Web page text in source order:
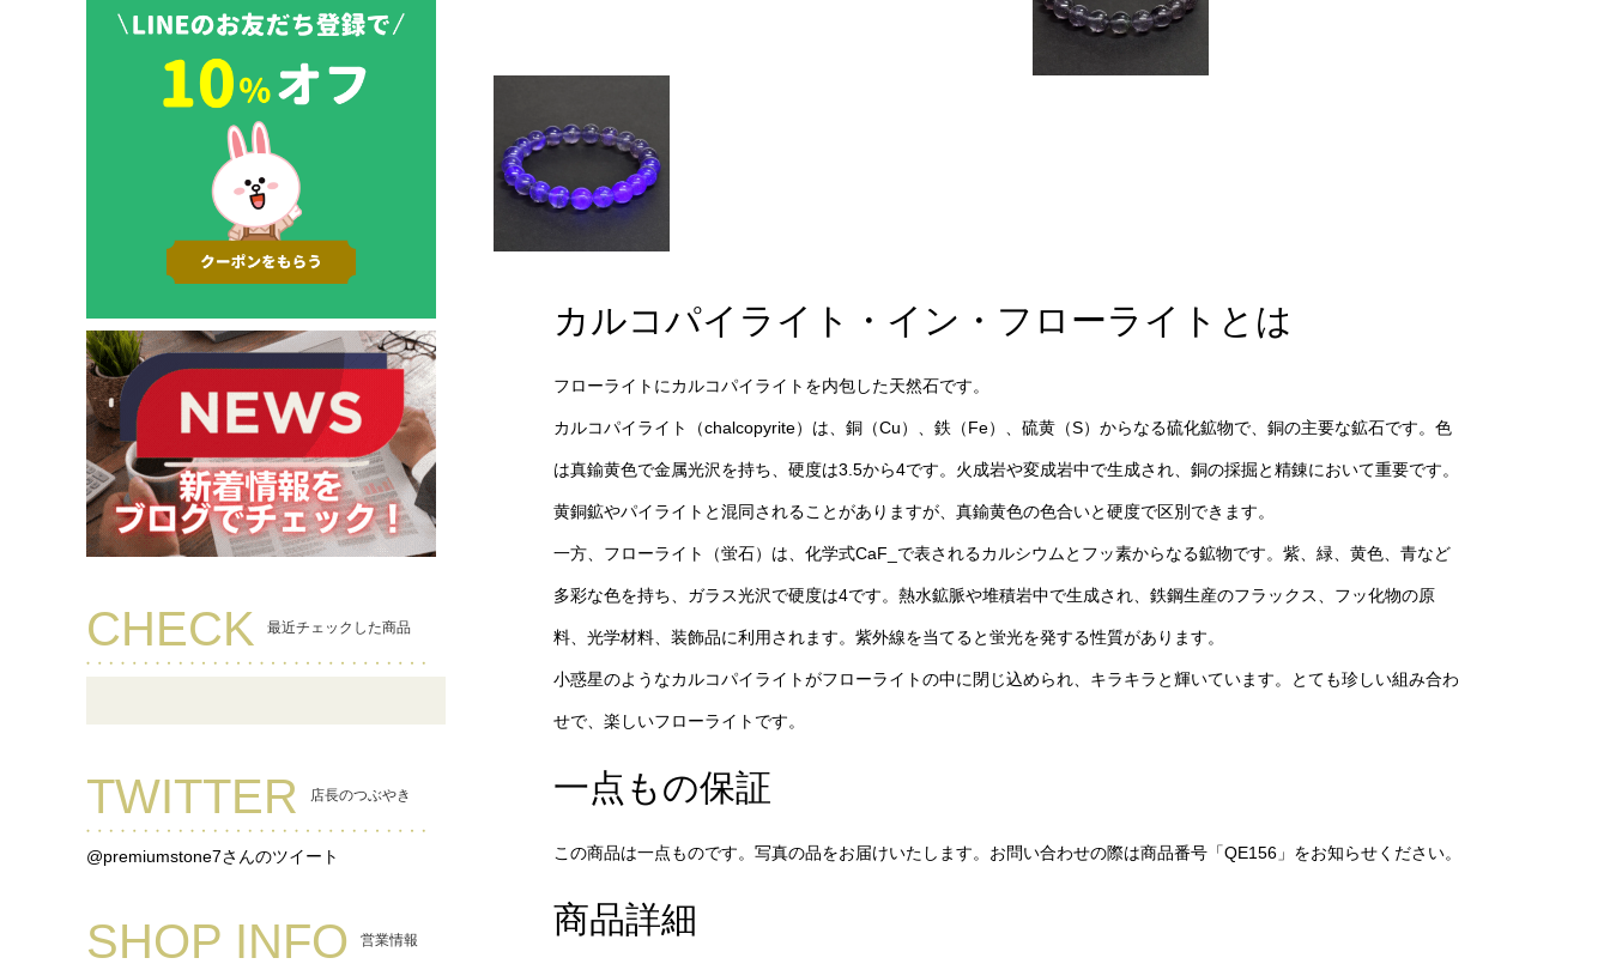
CHECK 最近チェックした商品
TWITTER 店長のつぶやき
@premiumstone7さんのツイート
SHOP INFO 営業情報
カルコパイライト・イン・フローライトとは
フローライトにカルコパイライトを内包した天然石です。
カルコパイライト（chalcopyrite）は、銅（Cu）、鉄（Fe）、硫黄（S）からなる硫化鉱物で、銅の主要な鉱石です。色
は真鍮黄色で金属光沢を持ち、硬度は3.5から4です。火成岩や変成岩中で生成され、銅の採掘と精錬において重要です。
黄銅鉱やパイライトと混同されることがありますが、真鍮黄色の色合いと硬度で区別できます。
一方、フローライト（蛍石）は、化学式CaF_で表されるカルシウムとフッ素からなる鉱物です。紫、緑、黄色、青など
多彩な色を持ち、ガラス光沢で硬度は4です。熱水鉱脈や堆積岩中で生成され、鉄鋼生産のフラックス、フッ化物の原
料、光学材料、装飾品に利用されます。紫外線を当てると蛍光を発する性質があります。
小惑星のようなカルコパイライトがフローライトの中に閉じ込められ、キラキラと輝いています。とても珍しい組み合わ
せで、楽しいフローライトです。
一点もの保証
この商品は一点ものです。写真の品をお届けいたします。お問い合わせの際は商品番号「QE156」をお知らせください。
商品詳細